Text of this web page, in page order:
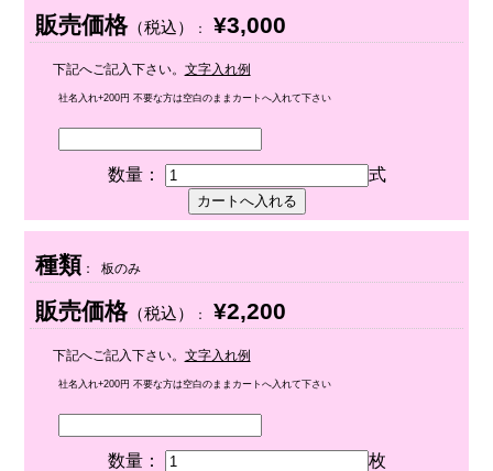
販売価格（税込） ： ¥3,000
下記へご記入下さい。 文字入れ例
社名入れ+200円 不要な方は空白のままカートへ入れて下さい
数量： 式
種類 ： 板のみ
販売価格（税込） ： ¥2,200
下記へご記入下さい。 文字入れ例
社名入れ+200円 不要な方は空白のままカートへ入れて下さい
数量： 枚